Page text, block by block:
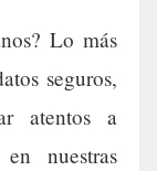
Lo más
seguros,
atentos a
nuestras